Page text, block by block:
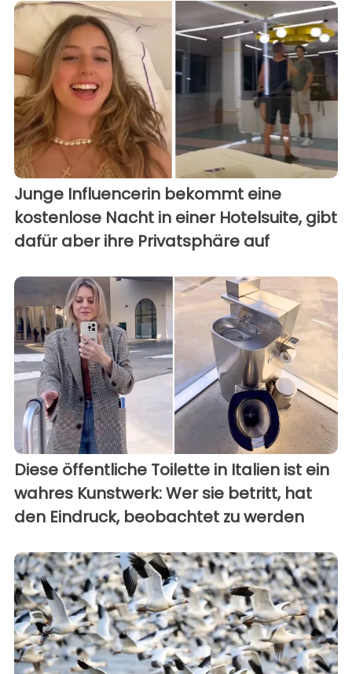
Junge Influencerin bekommt eine
kostenlose Nacht in einer Hotelsuite, gibt
dafür aber ihre Privatsphäre auf
Diese öffentliche Toilette in Italien ist ein
wahres Kunstwerk: Wer sie betritt, hat
den Eindruck, beobachtet zu werden